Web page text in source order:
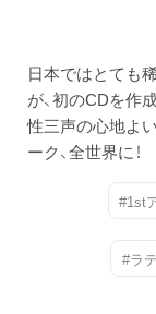
日本ではとても
が、初のCDを作
性三声の心地よ
ーク、全世界に！
#1st
#ラ